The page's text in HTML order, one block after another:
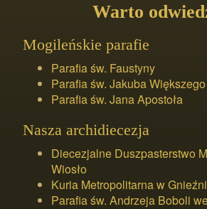
Warto
Mogileńskie parafie
Parafia św. Faustyny
Parafia św. Jakuba
Parafia św. Jana Apostoła
Nasza archidiecezja
Diecezjalne Duszpasterstwo
Wiosło
Kuria Metropolitarna w
Parafia św. Andrzeja Boboli